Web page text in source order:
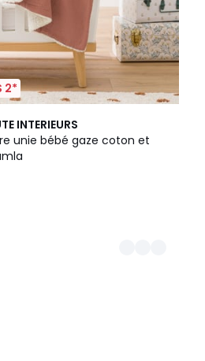
2*
INTERIEURS
unie bébé gaze coton et